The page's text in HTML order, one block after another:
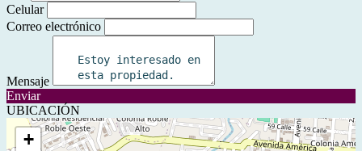
Celular
Correo electrónico
Mensaje
Enviar
UBICACIÓN
+